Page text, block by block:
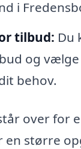
i
tilbud: Du
og
behov.
over for
større